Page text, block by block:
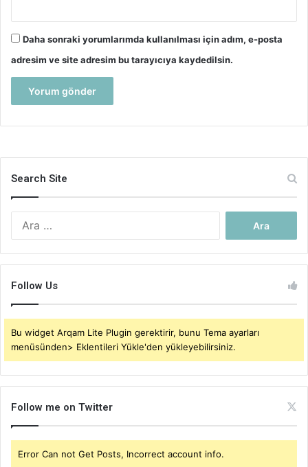
Daha sonraki yorumlarımda kullanılması için adım, e-posta
adresim ve site adresim bu tarayıcıya kaydedilsin.
Search Site
Follow Us
Bu widget Arqam Lite Plugin gerektirir, bunu Tema ayarları
menüsünden> Eklentileri Yükle'den yükleyebilirsiniz.
Follow me on Twitter
Error Can not Get Posts, Incorrect account info.